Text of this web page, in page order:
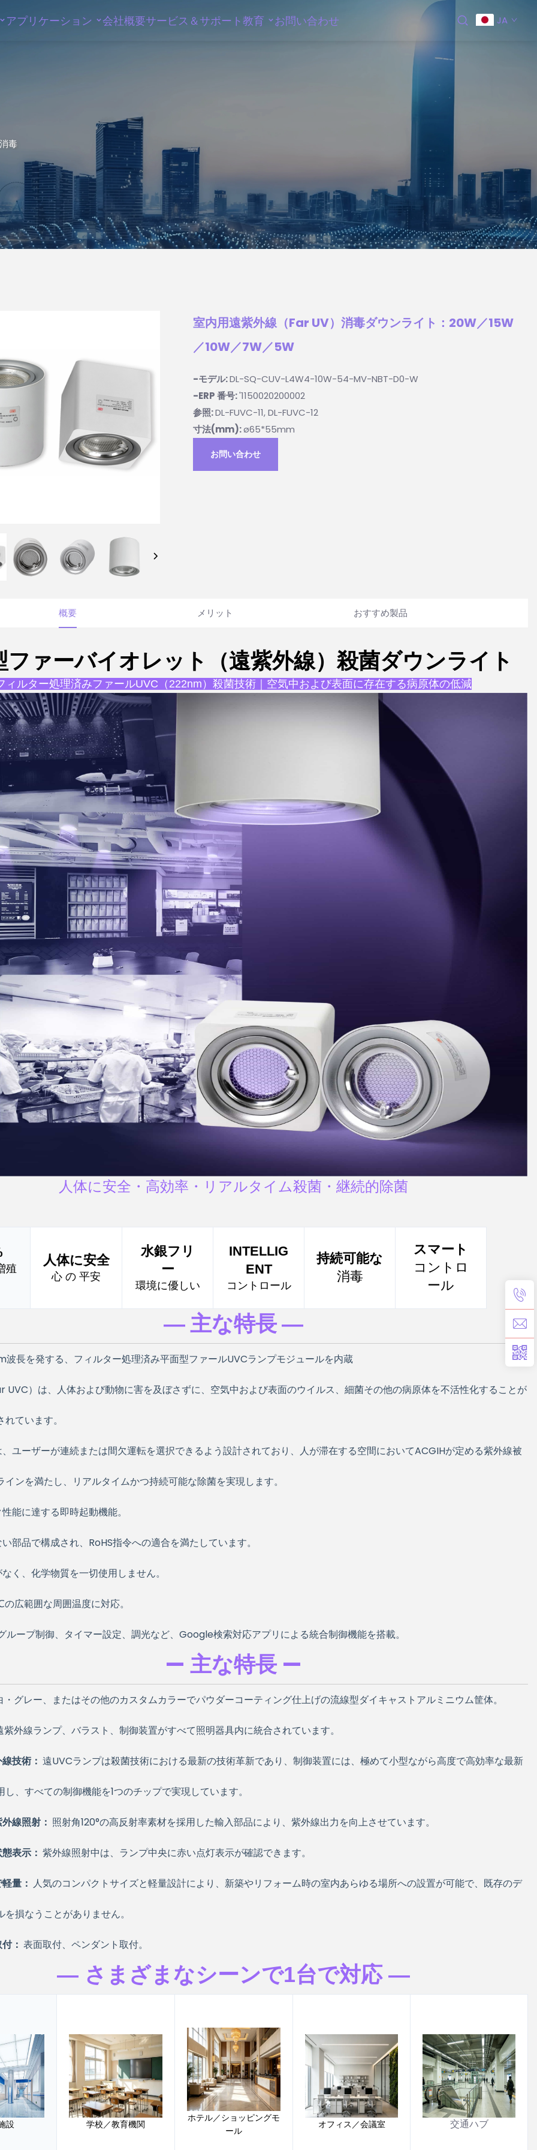
アプリケーション 会社概要サービス＆サポート教育 お問い合わせ JA
毒
室内用遠紫外線（Far UV）消毒ダウンライト：20W／15W
／10W／7W／5W
-モデル:DL-SQ-CUV-L4W4-10W-54-MV-NBT-D0-W
-ERP 番号:'1150020200002
参照:DL-FUVC-11, DL-FUVC-12
寸法(mm):ø65*55mm
お問い合わせ
概要 メリット おすすめ製品
ファーバイオレット（遠紫外線）殺菌ダウンライト
ィルター処理済みファールUVC（222nm）殺菌技術｜空気中および表面に存在する病原体の低減
人体に安全・高効率・リアルタイム殺菌・継続的除菌
殖
人体に安全
心 の 平安
水銀フリ
ー
環境に優しい
INTELLIG
ENT
コントロール
持続可能な
消毒
スマート
コントロ
ール
― 主な特長 ―
波長を発する、フィルター処理済み平面型ファールUVCランプモジュールを内蔵
UVC）は、人体および動物に害を及ぼさずに、空気中および表面のウイルス、細菌その他の病原体を不活性化することが
ています。
ユーザーが連続または間欠運転を選択できるよう設計されており、人が滞在する空間においてACGIHが定める紫外線被
インを満たし、リアルタイムかつ持続可能な除菌を実現します。
能に達する即時起動機能。
部品で構成され、RoHS指令への適合を満たしています。
く、化学物質を一切使用しません。
広範囲な周囲温度に対応。
ループ制御、タイマー設定、調光など、Google検索対応アプリによる統合制御機能を搭載。
— 主な特長 —
・グレー、またはその他のカスタムカラーでパウダーコーティング仕上げの流線型ダイキャストアルミニウム筐体。
紫外線ランプ、バラスト、制御装置がすべて照明器具内に統合されています。
技術： 遠UVCランプは殺菌技術における最新の技術革新であり、制御装置には、極めて小型ながら高度で高効率な最新
、すべての制御機能を1つのチップで実現しています。
線照射： 照射角120°の高反射率素材を採用した輸入部品により、紫外線出力を向上させています。
表示： 紫外線照射中は、ランプ中央に赤い点灯表示が確認できます。
量： 人気のコンパクトサイズと軽量設計により、新築やリフォーム時の室内あらゆる場所への設置が可能で、既存のデ
損なうことがありません。
： 表面取付、ペンダント取付。
— さまざまなシーンで1台で対応 —
設 学校／教育機関
ホテル／ショッピングモ
ール
オフィス／会議室 交通ハブ